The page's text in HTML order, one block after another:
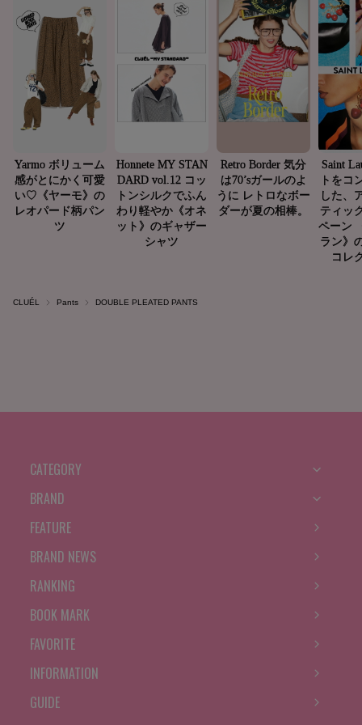
CLUÉL Pants DOUBLE PLEATED PANTS
CATEGORY
BRAND
FEATURE
BRAND NEWS
RANKING
BOOK MARK
FAVORITE
INFORMATION
GUIDE